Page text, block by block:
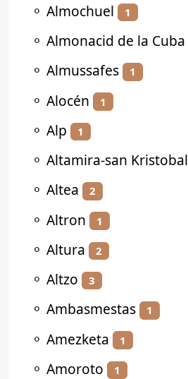
⚬ Almochuel 1
⚬ Almonacid de la Cuba
⚬ Almussafes 1
⚬ Alocén 1
⚬ Alp 1
⚬ Altamira-san Kristobal
⚬ Altea 2
⚬ Altron 1
⚬ Altura 2
⚬ Altzo 3
⚬ Ambasmestas 1
⚬ Amezketa 1
⚬ Amoroto 1